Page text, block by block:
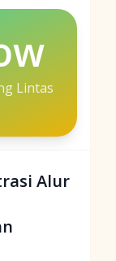
Lintas
Alur